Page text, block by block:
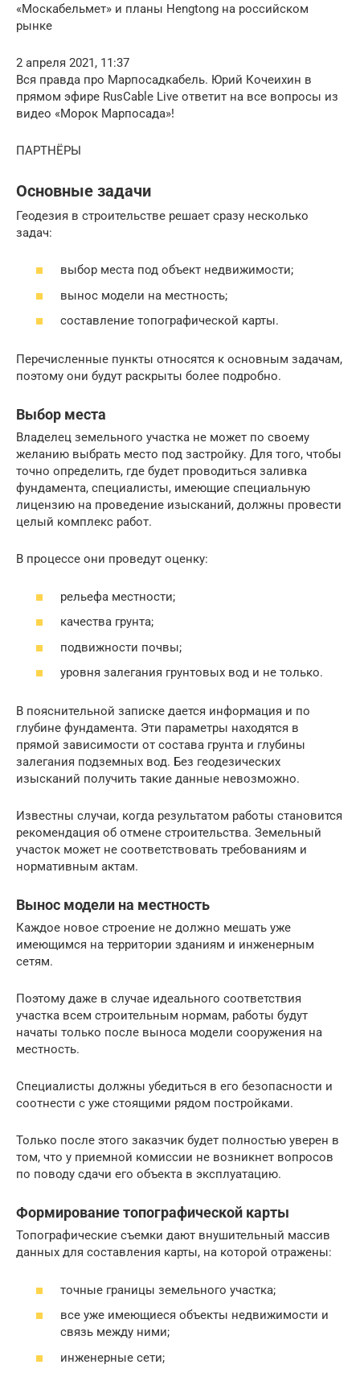
«Москабельмет» и планы Hengtong на российском
рынке
2 апреля 2021, 11:37
Вся правда про Марпосадкабель. Юрий Кочеихин в
прямом эфире RusCable Live ответит на все вопросы из
видео «Морок Марпосада»!
ПАРТНЁРЫ
Основные задачи
Геодезия в строительстве решает сразу несколько
задач:
выбор места под объект недвижимости;
вынос модели на местность;
составление топографической карты.
Перечисленные пункты относятся к основным задачам,
поэтому они будут раскрыты более подробно.
Выбор места
Владелец земельного участка не может по своему
желанию выбрать место под застройку. Для того, чтобы
точно определить, где будет проводиться заливка
фундамента, специалисты, имеющие специальную
лицензию на проведение изысканий, должны провести
целый комплекс работ.
В процессе они проведут оценку:
рельефа местности;
качества грунта;
подвижности почвы;
уровня залегания грунтовых вод и не только.
В пояснительной записке дается информация и по
глубине фундамента. Эти параметры находятся в
прямой зависимости от состава грунта и глубины
залегания подземных вод. Без геодезических
изысканий получить такие данные невозможно.
Известны случаи, когда результатом работы становится
рекомендация об отмене строительства. Земельный
участок может не соответствовать требованиям и
нормативным актам.
Вынос модели на местность
Каждое новое строение не должно мешать уже
имеющимся на территории зданиям и инженерным
сетям.
Поэтому даже в случае идеального соответствия
участка всем строительным нормам, работы будут
начаты только после выноса модели сооружения на
местность.
Специалисты должны убедиться в его безопасности и
соотнести с уже стоящими рядом постройками.
Только после этого заказчик будет полностью уверен в
том, что у приемной комиссии не возникнет вопросов
по поводу сдачи его объекта в эксплуатацию.
Формирование топографической карты
Топографические съемки дают внушительный массив
данных для составления карты, на которой отражены:
точные границы земельного участка;
все уже имеющиеся объекты недвижимости и
связь между ними;
инженерные сети;